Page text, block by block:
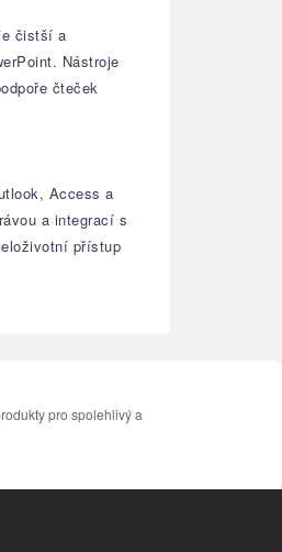
čistší a
Nástroje
čteček
Access a
a integrací s
přístup
pro spolehlivý a